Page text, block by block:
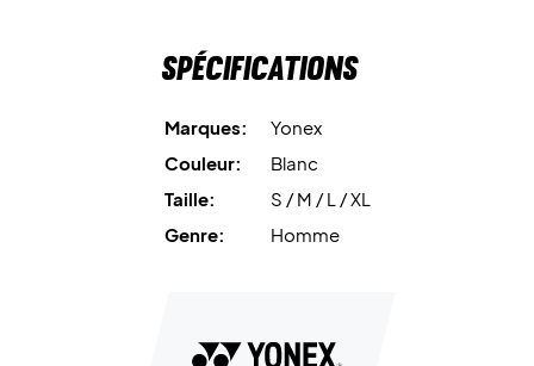
Spécifications
Marques:
Yonex
Couleur:
Blanc
Taille:
S / M / L / XL
Genre:
Homme